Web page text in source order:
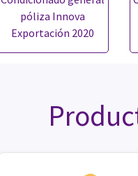
póliza Innova
Exportación 2020